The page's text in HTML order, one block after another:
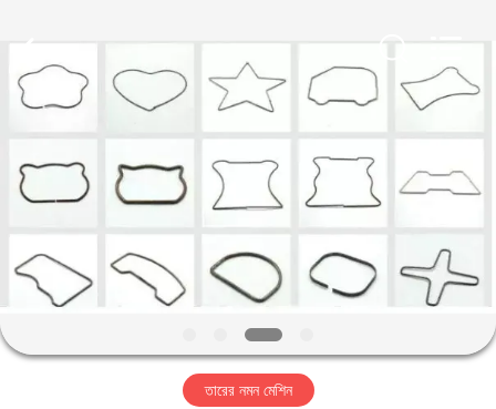
বাড়ি
পণ্য
আমাদের
সম্পর্কে
কারখানা
Ltd.
Rights
তারের নমন মেশিন